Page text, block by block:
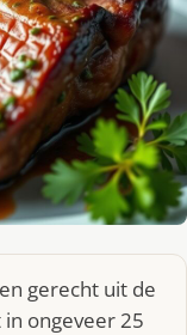
gerecht uit de
ongeveer 25